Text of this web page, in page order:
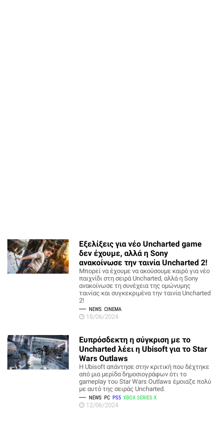
Εξελίξεις για νέο Uncharted game
δεν έχουμε, αλλά η Sony
ανακοίνωσε την ταινία Uncharted 2!
Μπορεί να έχουμε να ακούσουμε καιρό για νέο
παιχνίδι στη σειρά Uncharted, αλλά η Sony
ανακοίνωσε τη συνέχεια της ομώνυμης
ταινίας και συγκεκριμένα την ταινία Uncharted
2!
NEWS CINEMA
18/06/2024
Ευπρόσδεκτη η σύγκριση με το
Uncharted λέει η Ubisoft για το Star
Wars Outlaws
Η Ubisoft απάντησε στην κριτική που δέχτηκε
από μια μερίδα δημοσιογράφων ότι το
gameplay του Star Wars Outlaws έμοιαζε πολύ
με αυτό της σειράς Uncharted.
NEWS PC PS5 XBOX SERIES X
12/06/2024